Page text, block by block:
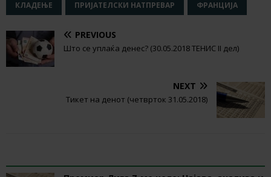
КЛАДЕЊЕ ПРИЈАТЕЛСКИ НАТПРЕВАР ФРАНЦИЈА
PREVIOUS
Што се уплаќа денес? (30.05.2018 ТЕНИС II дел)
NEXT
Тикет на денот (четврток 31.05.2018)